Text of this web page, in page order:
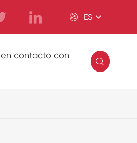
 ES
contacto con
